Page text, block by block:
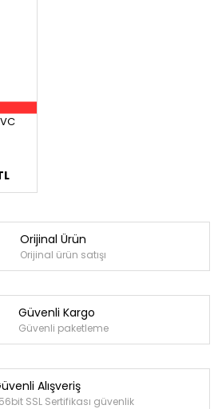
Orijinal Ürün
Orijinal ürün satışı
Güvenli Kargo
Güvenli paketleme
Alışveriş
SSL Sertifikası güvenlik